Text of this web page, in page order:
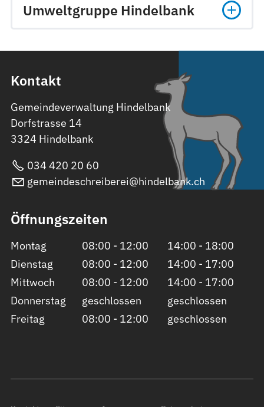
Umweltgruppe Hindelbank
Kontakt
Gemeindeverwaltung Hindelbank
Dorfstrasse 14
3324 Hindelbank
034 420 20 60
gemeindeschreiberei@hindelbank.ch
Öffnungszeiten
Montag 08:00 - 12:00
14:00 - 18:00
Dienstag
08:00 - 12:00
14:00 - 17:00
Mittwoch
08:00 - 12:00
14:00 - 17:00
Donnerstag
geschlossen
geschlossen
Freitag
08:00 - 12:00 geschlossen